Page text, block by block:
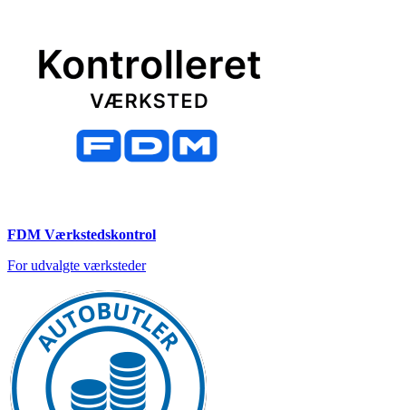
FDM Værkstedskontrol
For udvalgte værksteder